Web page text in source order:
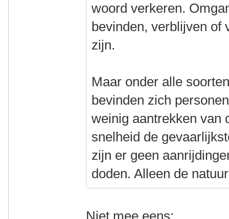
woord verkeren.
bevinden, verblijven of
zijn.
Maar onder alle
bevinden zich
weinig aantrekken van
snelheid de
zijn er geen
doden. Alleen de
Niet mee eens: